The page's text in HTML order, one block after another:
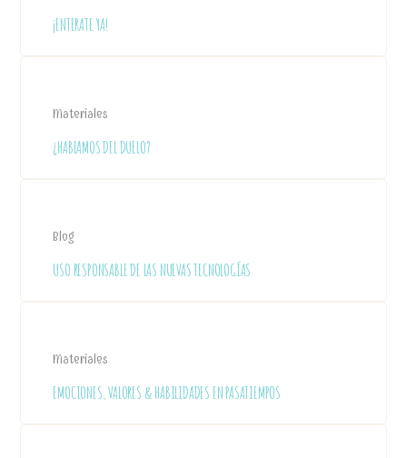
¡ENTERATE YA!
Materiales
¿HABLAMOS DEL DUELO?
Blog
USO RESPONSABLE DE LAS NUEVAS TECNOLOGÍAS
Materiales
EMOCIONES, VALORES & HABILIDADES EN PASATIEMPOS